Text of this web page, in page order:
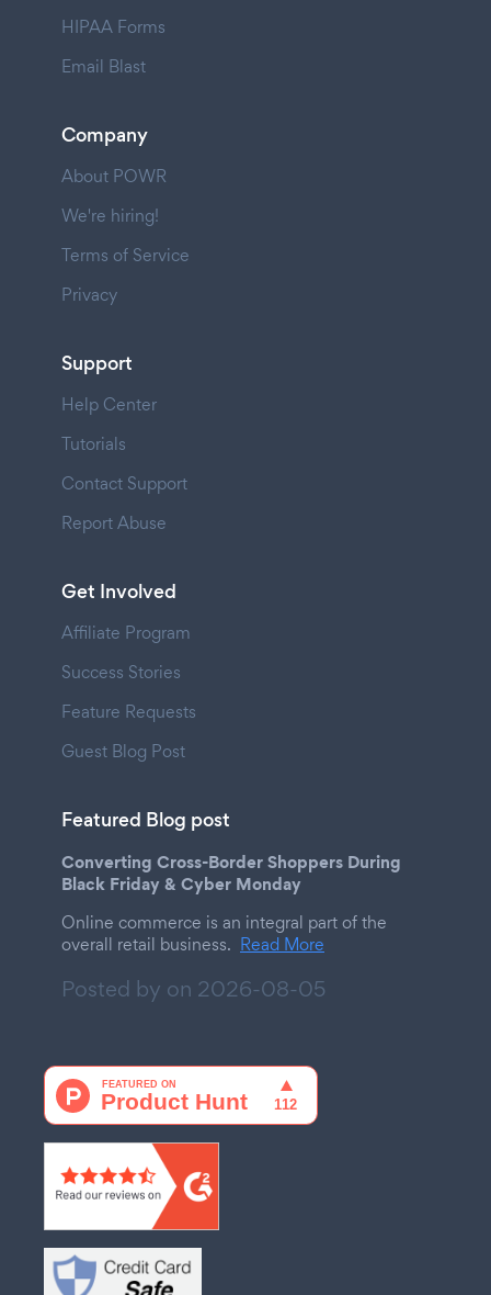
HIPAA Forms
Email Blast
Company
About POWR
We're hiring!
Terms of Service
Privacy
Support
Help Center
Tutorials
Contact Support
Report Abuse
Get Involved
Affiliate Program
Success Stories
Feature Requests
Guest Blog Post
Featured Blog post
Converting Cross-Border Shoppers During
Black Friday & Cyber Monday
Online commerce is an integral part of the
overall retail business. Read More
Posted by on 2026-08-05